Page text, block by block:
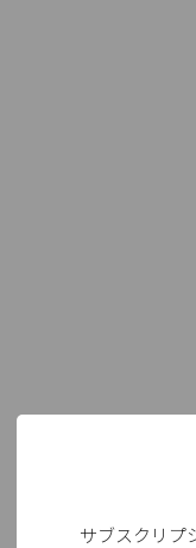
サブスクリプ